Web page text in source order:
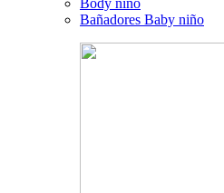
Body niño
Bañadores Baby niño